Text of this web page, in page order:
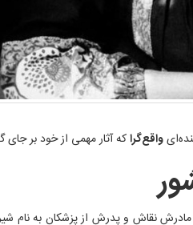
واقع‌گراکه آثار مهمی از خود بر
آمد. مادرش نقاش و پدرش از پزشکان به